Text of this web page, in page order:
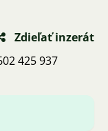
Zdieľať inzerát